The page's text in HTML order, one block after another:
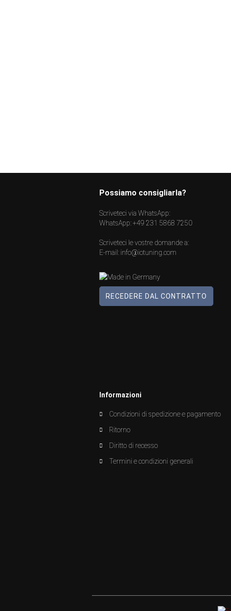
Possiamo consigliarla?
Scriveteci via WhatsApp:
WhatsApp:+49 231 5868 7250
Scriveteci le vostre domande a:
E-mail: info@iotuning.com
RECEDERE DAL CONTRATTO
Informazioni
Condizioni di spedizione e pagamento
Ritorno
Diritto di recesso
Termini e condizioni generali